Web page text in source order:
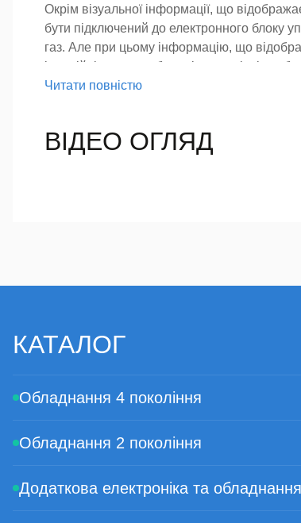
Окрім візуальної інформації, що
бути підключений до електронного блоку
газ. Але при цьому інформацію, що
інерційність газу в балоні та технічні
Датчик має робочий опір від 0 до 90 Ом та
Читати повністю
ВІДЕО ОГЛЯД
КАТАЛОГ
Обладнання 4 покоління
Обладнання 2 покоління
Додаткова електроніка та обладнання